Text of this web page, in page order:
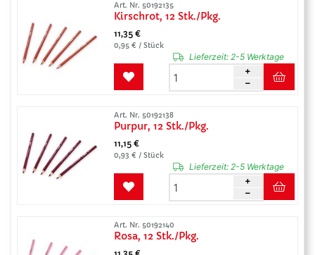
Art. Nr. 50192135
Kirschrot, 12 Stk./Pkg.
11,35 €
0,95 € / Stück
Lieferzeit:2-5 Werktage
Art. Nr. 50192138
Purpur, 12 Stk./Pkg.
11,15 €
0,93 € / Stück
Lieferzeit:2-5 Werktage
Art. Nr. 50192140
Rosa, 12 Stk./Pkg.